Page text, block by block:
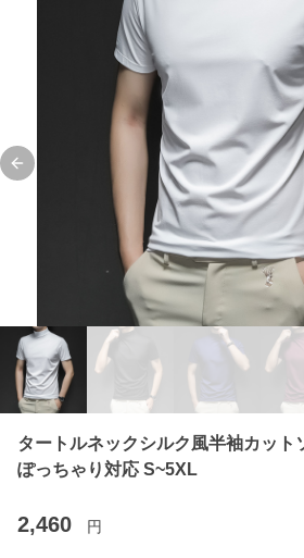
Previous slide
タートルネックシルク風半袖カッ
ぽっちゃり対応 S~5XL
2,460 円